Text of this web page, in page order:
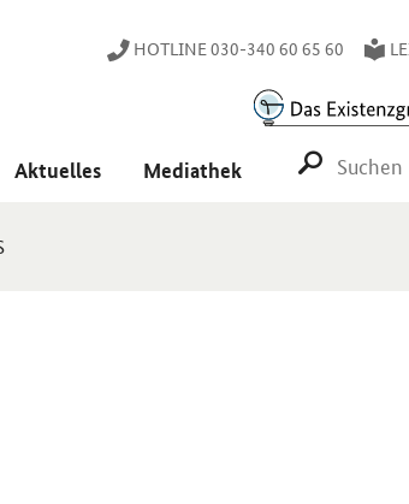
HOTLINE 030-340 60 65 60
Aktuelles Mediathek SUCHE